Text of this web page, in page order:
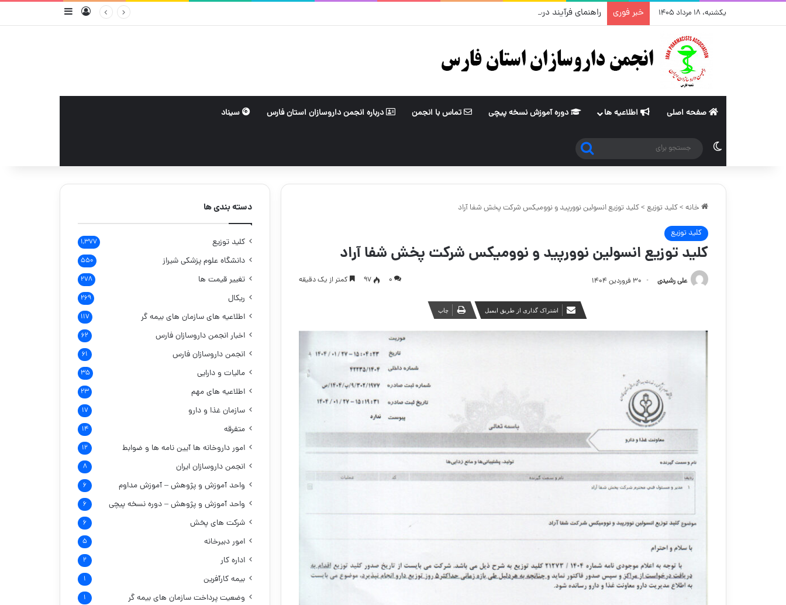
یکشنبه، ۱۸ مرداد ۱۴۰۵ خبر فوری راهنمای فرآیند درخواست تغییر محل داروخانه ورودسایدبار
صفحه اصلی اطلاعیه ها دوره آموزش نسخه پیچی تماس با انجمن درباره انجمن داروسازان استان فارس سیناد
تغییر پوسته
جستجو
برای
خانه >کلید توزیع >کلید توزیع انسولین نوورپید و نوومیکس شرکت پخش شفا آراد
کلید توزیع
کلید توزیع انسولین نوورپید و نوومیکس شرکت پخش شفا آراد
علی رشیدی ۳۰ فروردین ۱۴۰۴ ۰ 97 کمتر از یک دقیقه
اشتراک گذاری از طریق ایمیل چاپ
دسته بندی ها
کلید توزیع ۱,۳۷۷
دانشگاه علوم پزشکی شیراز ۵۵۰
تغییر قیمت ها ۲۷۸
ریکال ۲۶۹
اطلاعیه های سازمان های بیمه گر ۱۱۷
اخبار انجمن داروسازان فارس ۶۲
انجمن داروسازان فارس ۶۱
مالیات و دارایی ۳۵
اطلاعیه های مهم ۲۳
سازمان غذا و دارو ۱۷
متفرقه ۱۴
امور داروخانه هاآیین نامه ها و ضوابط ۱۲
انجمن داروسازان ایران ۸
واحد آموزش و پژوهش – آموزش مداوم ۶
واحد آموزش و پژوهش – دوره نسخه پیچی ۶
شرکت های پخش ۶
امور دبیرخانه ۵
اداره کار ۲
بیمه کارآفرین ۱
وضعیت پرداخت سازمان های بیمه گر ۱